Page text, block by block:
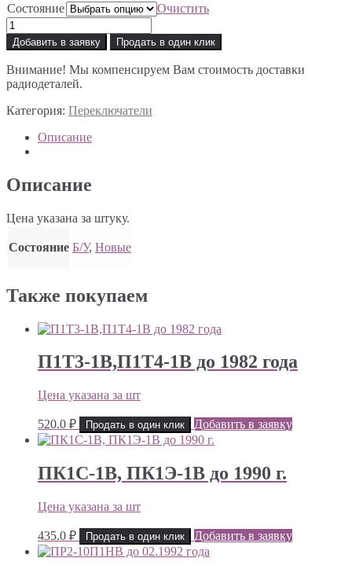
25.0 ₽
Состояние
Очистить
Количество
товара
ВДМ
за
2
секции
(8
Добавить в заявку Продать в один клик
Внимание! Мы компенсируем Вам стоимость доставки
радиодеталей.
Категория: Переключатели
Описание
Описание
Цена указана за штуку.
Состояние Б/У, Новые
Также покупаем
П1Т3-1В,П1Т4-1В до 1982 года
Цена указана за шт
520.0 ₽ Продать в один клик Добавить в заявку
ПК1С-1В, ПК1Э-1В до 1990 г.
Цена указана за шт
435.0 ₽ Продать в один клик Добавить в заявку